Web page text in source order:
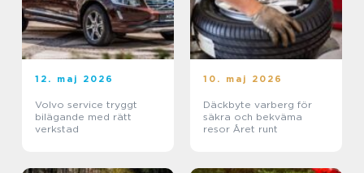
12. maj 2026
Volvo service tryggt
bilägande med rätt
verkstad
10. maj 2026
Däckbyte varberg för
säkra och bekväma
resor Året runt